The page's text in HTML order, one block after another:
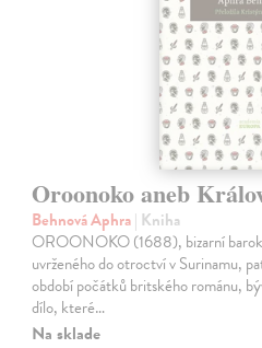
Oroonoko aneb
Behnová Aphra| Kniha
OROONOKO (1688), bizarní
uvrženého do otroctví v Surinamu,
období počátků britského románu,
dílo, které…
Na sklade